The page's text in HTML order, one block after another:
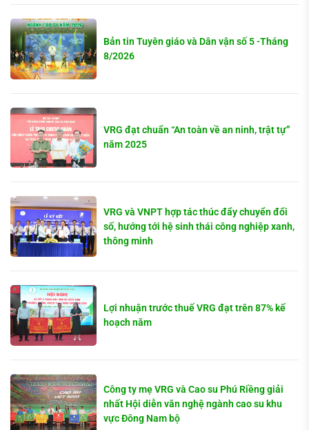
Bản tin Tuyên giáo và Dân vận số 5 -Tháng
8/2026
VRG đạt chuẩn “An toàn về an ninh, trật tự”
năm 2025
VRG và VNPT hợp tác thúc đẩy chuyển đổi
số, hướng tới hệ sinh thái công nghiệp xanh,
thông minh
Lợi nhuận trước thuế VRG đạt trên 87% kế
hoạch năm
Công ty mẹ VRG và Cao su Phú Riềng giải
nhất Hội diễn văn nghệ ngành cao su khu
vực Đông Nam bộ